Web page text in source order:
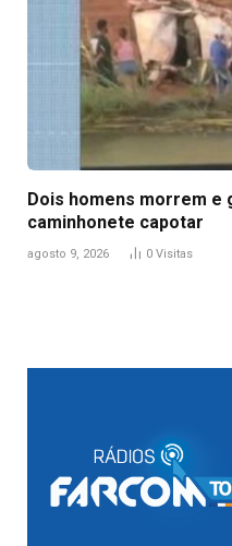
Dois homens morrem e
caminhonete capotar
agosto 9, 2026 0 Visitas